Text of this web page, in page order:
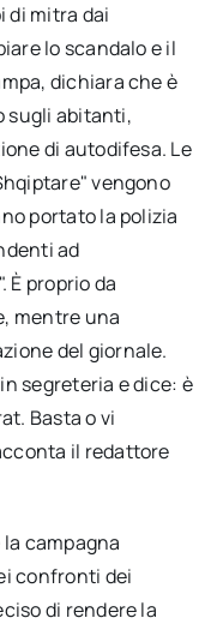
di mitra dai
lo scandalo e il
dichiara che è
sugli abitanti,
di autodifesa. Le
vengono
portato la polizia
ad
È proprio da
mentre una
del giornale.
segreteria e dice: è
Basta o vi
il redattore
campagna
confronti dei
di rendere la